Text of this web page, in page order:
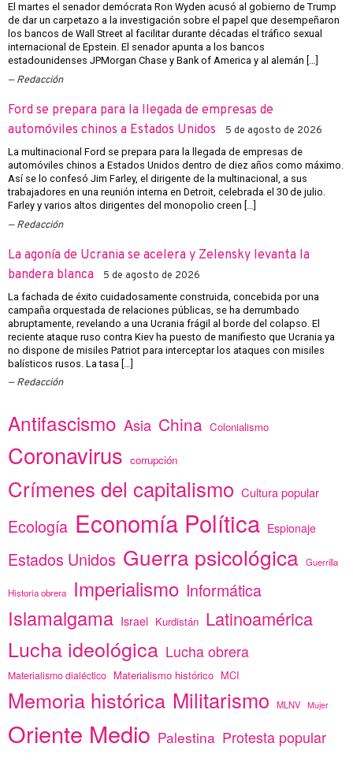
El martes el senador demócrata Ron Wyden acusó al gobierno de Trump
de dar un carpetazo a la investigación sobre el papel que desempeñaron
los bancos de Wall Street al facilitar durante décadas el tráfico sexual
internacional de Epstein. El senador apunta a los bancos
estadounidenses JPMorgan Chase y Bank of America y al alemán […]
Redacción
Ford se prepara para la llegada de empresas de
automóviles chinos a Estados Unidos
5 de agosto de 2026
La multinacional Ford se prepara para la llegada de empresas de
automóviles chinos a Estados Unidos dentro de diez años como máximo.
Así se lo confesó Jim Farley, el dirigente de la multinacional, a sus
trabajadores en una reunión interna en Detroit, celebrada el 30 de julio.
Farley y varios altos dirigentes del monopolio creen […]
Redacción
La agonía de Ucrania se acelera y Zelensky levanta la
bandera blanca
5 de agosto de 2026
La fachada de éxito cuidadosamente construida, concebida por una
campaña orquestada de relaciones públicas, se ha derrumbado
abruptamente, revelando a una Ucrania frágil al borde del colapso. El
reciente ataque ruso contra Kiev ha puesto de manifiesto que Ucrania ya
no dispone de misiles Patriot para interceptar los ataques con misiles
balísticos rusos. La tasa […]
Redacción
Antifascismo Asia China Colonialismo
Coronavirus corrupción
Crímenes del capitalismo Cultura popular
Ecología Economía Política Espionaje
Estados Unidos Guerra psicológica Guerrilla
Historia obrera Imperialismo Informática
Islamalgama Israel Kurdistán Latinoamérica
Lucha ideológica Lucha obrera
Materialismo dialéctico Materialismo histórico MCI
Memoria histórica Militarismo MLNV Mujer
Oriente Medio Palestina Protesta popular